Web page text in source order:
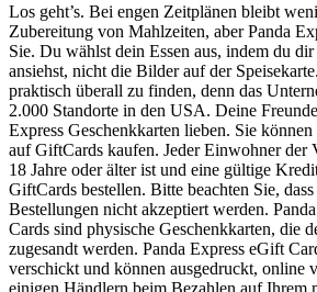
Los geht’s. Bei engen Zeitplänen bleibt
Zubereitung von Mahlzeiten, aber Panda
Sie. Du wählst dein Essen aus, indem du dir
ansiehst, nicht die Bilder auf der
praktisch überall zu finden, denn das
2.000 Standorte in den USA. Deine
Express Geschenkkarten lieben. Sie
auf GiftCards kaufen. Jeder Einwohner der
18 Jahre oder älter ist und eine gültige
GiftCards bestellen. Bitte beachten Sie,
Bestellungen nicht akzeptiert werden.
Cards sind physische Geschenkkarten, die
zugesandt werden. Panda Express eGift
verschickt und können ausgedruckt, online
einigen Händlern beim Bezahlen auf Ihrem